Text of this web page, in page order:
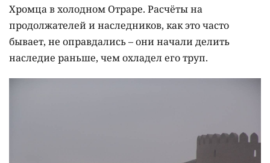
Хромца в холодном Отраре. Расчёты на
продолжателей и наследников, как это часто
бывает, не оправдались – они начали делить
наследие раньше, чем охладел его труп.